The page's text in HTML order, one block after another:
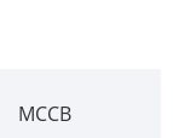
MCCB